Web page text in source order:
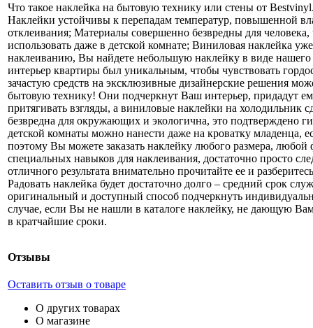
Что такое наклейка на бытовую технику или стены от
Наклейки устойчивы к перепадам температур, повышенной
отклеивания; Материалы совершенно безвредны для
использовать даже в детской комнате; Виниловая наклейка
наклеиванию, Вы найдете небольшую наклейку в виде нашего
интерьер квартиры был уникальным, чтобы чувствовать
зачастую средств на эксклюзивные дизайнерские решения
бытовую технику! Они подчеркнут Ваш интерьер, придадут
притягивать взгляды, а виниловые наклейки на
безвредна для окружающих и экологична, это подтверждено
детской комнаты можно нанести даже на кроватку младенца,
поэтому Вы можете заказать наклейку любого размера,
специальных навыков для наклеивания, достаточно просто
отличного результата внимательно прочитайте ее и
Радовать наклейка будет достаточно долго – средний срок
оригинальный и доступный способ подчеркнуть
случае, если Вы не нашли в каталоге наклейку, не дающую
в кратчайшие сроки.
Отзывы
Оставить отзыв о товаре
О других товарах
О магазине